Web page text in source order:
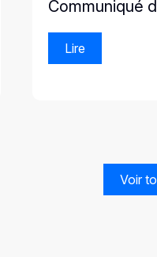
Communiqué
Lire
Voir